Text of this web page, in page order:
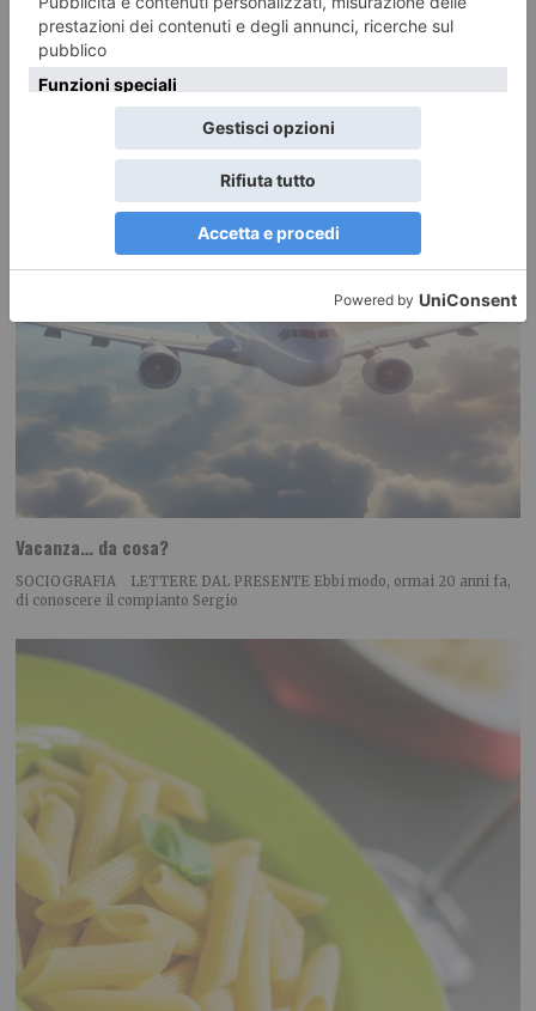
RECENTI:
Vacanza… da cosa?
SOCIOGRAFIA LETTERE DAL PRESENTE Ebbi modo, ormai 20 anni fa,
di conoscere il compianto Sergio